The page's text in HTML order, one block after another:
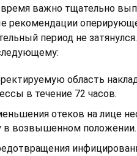
время важно тщательно
рекомендации
период не
область
в течение 72 часов.
отеков на лице
в возвышенном положении.